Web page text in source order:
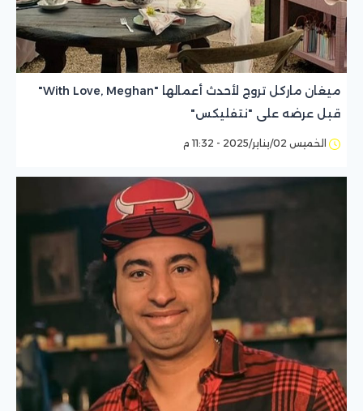
ميغان ماركل تروج لأحدث أعمالها "With Love, Meghan"
قبل عرضه على "نتفليكس"
الخميس 02/يناير/2025 - 11:32 م